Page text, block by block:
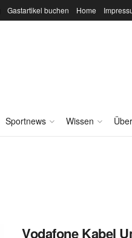
Gastartikel buchen Home
Sportnews Wissen
Vodafone Kabel